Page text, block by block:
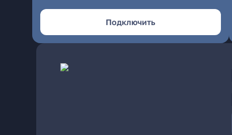
Подключить